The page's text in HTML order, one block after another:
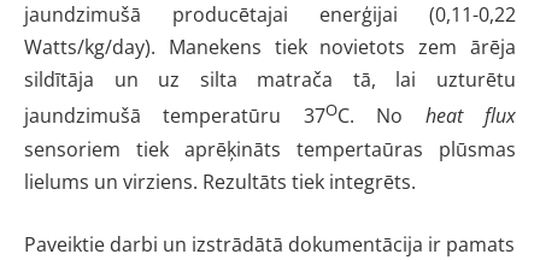
jaundzimušā producētajai enerģijai (0,11-0,22
Watts/kg/day). Manekens tiek novietots zem ārēja
sildītāja un uz silta matrača tā, lai uzturētu
jaundzimušā temperatūru 37OC. No heat flux
sensoriem tiek aprēķināts tempertaūras plūsmas
lielums un virziens. Rezultāts tiek integrēts.
Paveiktie darbi un izstrādātā dokumentācija ir pamats